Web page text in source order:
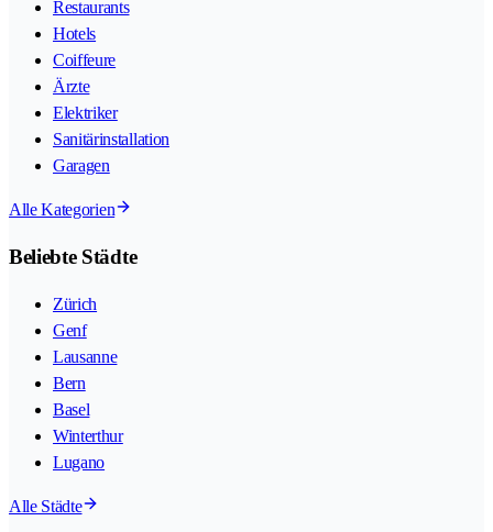
Restaurants
Hotels
Coiffeure
Ärzte
Elektriker
Sanitärinstallation
Garagen
Alle Kategorien
Beliebte Städte
Zürich
Genf
Lausanne
Bern
Basel
Winterthur
Lugano
Alle Städte